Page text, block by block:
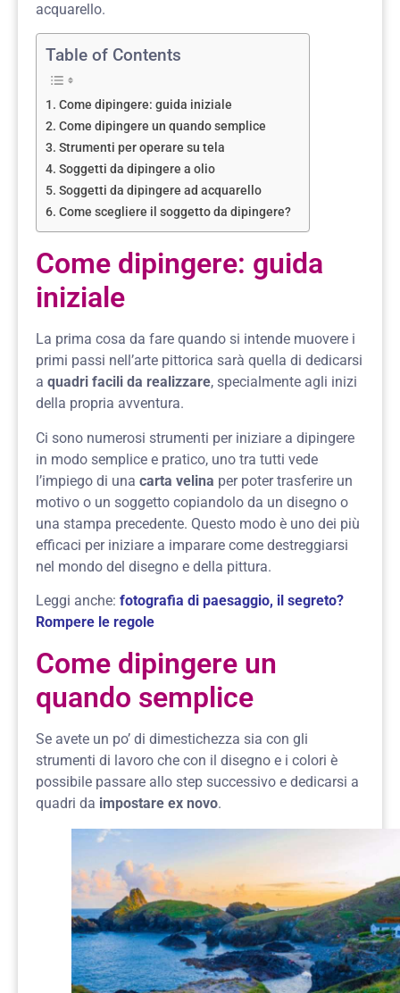
acquarello.
Table of Contents
Come dipingere: guida iniziale
Come dipingere un quando semplice
Strumenti per operare su tela
Soggetti da dipingere a olio
Soggetti da dipingere ad acquarello
Come scegliere il soggetto da dipingere?
Come dipingere: guida
iniziale
La prima cosa da fare quando si intende muovere i
primi passi nell’arte pittorica sarà quella di dedicarsi
a quadri facili da realizzare, specialmente agli inizi
della propria avventura.
Ci sono numerosi strumenti per iniziare a dipingere
in modo semplice e pratico, uno tra tutti vede
l’impiego di una carta velina per poter trasferire un
motivo o un soggetto copiandolo da un disegno o
una stampa precedente. Questo modo è uno dei più
efficaci per iniziare a imparare come destreggiarsi
nel mondo del disegno e della pittura.
Leggi anche: fotografia di paesaggio, il segreto?
Rompere le regole
Come dipingere un
quando semplice
Se avete un po’ di dimestichezza sia con gli
strumenti di lavoro che con il disegno e i colori è
possibile passare allo step successivo e dedicarsi a
quadri da impostare ex novo.